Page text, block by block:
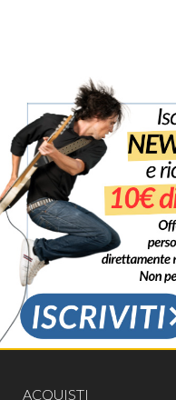
ACQUISTI